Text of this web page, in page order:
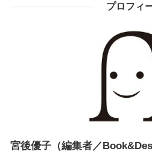
プロフィ
宮後優子（編集者／